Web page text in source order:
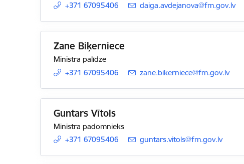
+371 67095406
E-pasts:
daiga.avdejanova@fm.gov.lv
Zane Biķerniece
Ministra palīdze
+371 67095406
E-pasts:
zane.bikerniece@fm.gov.lv
Guntars Vītols
Ministra padomnieks
+371 67095406
E-pasts:
guntars.vitols@fm.gov.lv